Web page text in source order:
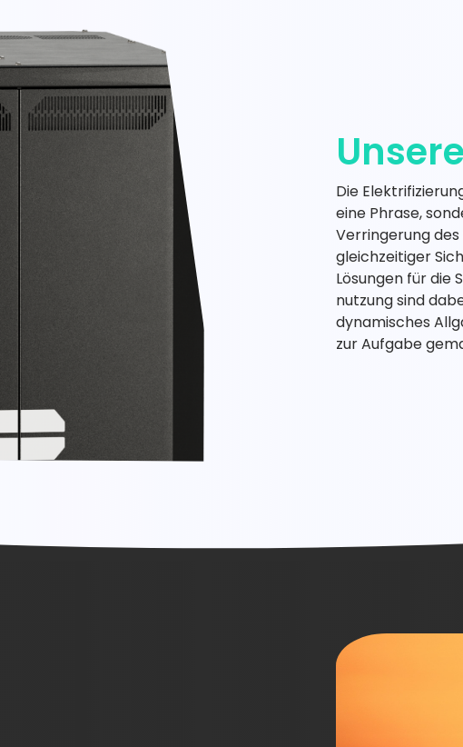
Die
eine Phrase,
Verringerung
gleichzeitiger
Lösungen für die
nutzung sind
dynamisches
zur Aufgabe